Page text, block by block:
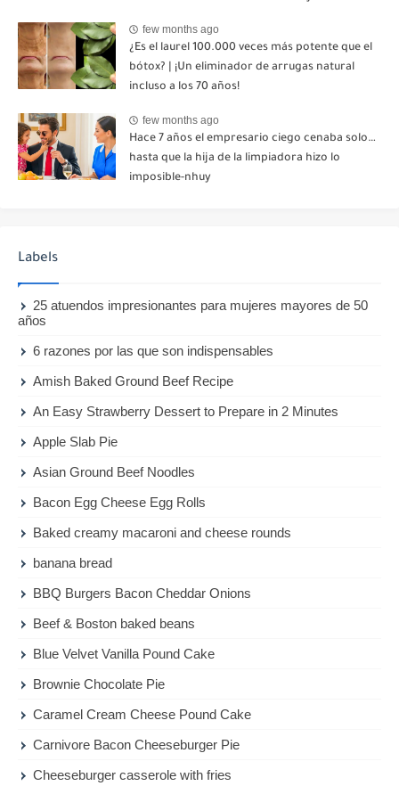
un mensaje: "Hemos decidido cortar todo
contacto. Aléjate para siempre"-nhuy
few months ago
¿Es el laurel 100.000 veces más potente que el
bótox? | ¡Un eliminador de arrugas natural
incluso a los 70 años!
few months ago
Hace 7 años el empresario ciego cenaba solo…
hasta que la hija de la limpiadora hizo lo
imposible-nhuy
Labels
25 atuendos impresionantes para mujeres mayores de 50
años
6 razones por las que son indispensables
Amish Baked Ground Beef Recipe
An Easy Strawberry Dessert to Prepare in 2 Minutes
Apple Slab Pie
Asian Ground Beef Noodles
Bacon Egg Cheese Egg Rolls
Baked creamy macaroni and cheese rounds
banana bread
BBQ Burgers Bacon Cheddar Onions
Beef & Boston baked beans
Blue Velvet Vanilla Pound Cake
Brownie Chocolate Pie
Caramel Cream Cheese Pound Cake
Carnivore Bacon Cheeseburger Pie
Cheeseburger casserole with fries